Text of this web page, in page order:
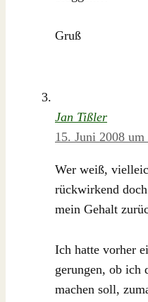
Gruß
Jan Tißler
15. Juni 2008
Wer weiß,
rückwirkend
mein Gehalt
Ich hatte vorher
gerungen, ob ich
machen soll,